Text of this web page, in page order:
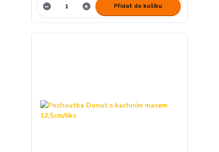
Přidat do košíku